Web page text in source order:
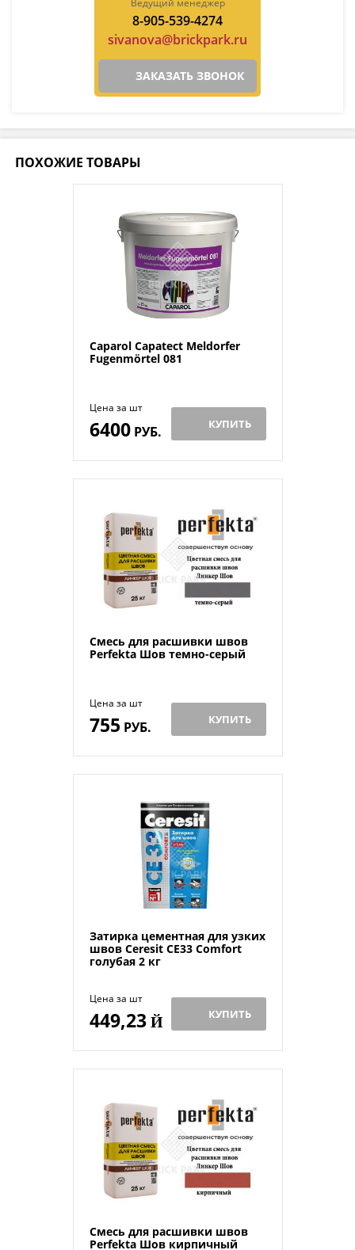
8-905-539-4274
sivanova@brickpark.ru
ЗАКАЗАТЬ ЗВОНОК
ПОХОЖИЕ ТОВАРЫ
Caparol Capatect Meldorfer
Fugenmörtel 081
Цена за шт
6400РУБ. КУПИТЬ
Смесь для расшивки швов
Perfekta Шов темно-серый
Цена за шт
755 РУБ. КУПИТЬ
Затирка цементная для узких
швов Ceresit СЕ33 Comfort
голубая 2 кг
Цена за шт
449,23Й КУПИТЬ
Смесь для расшивки швов
Perfekta Шов кирпичный